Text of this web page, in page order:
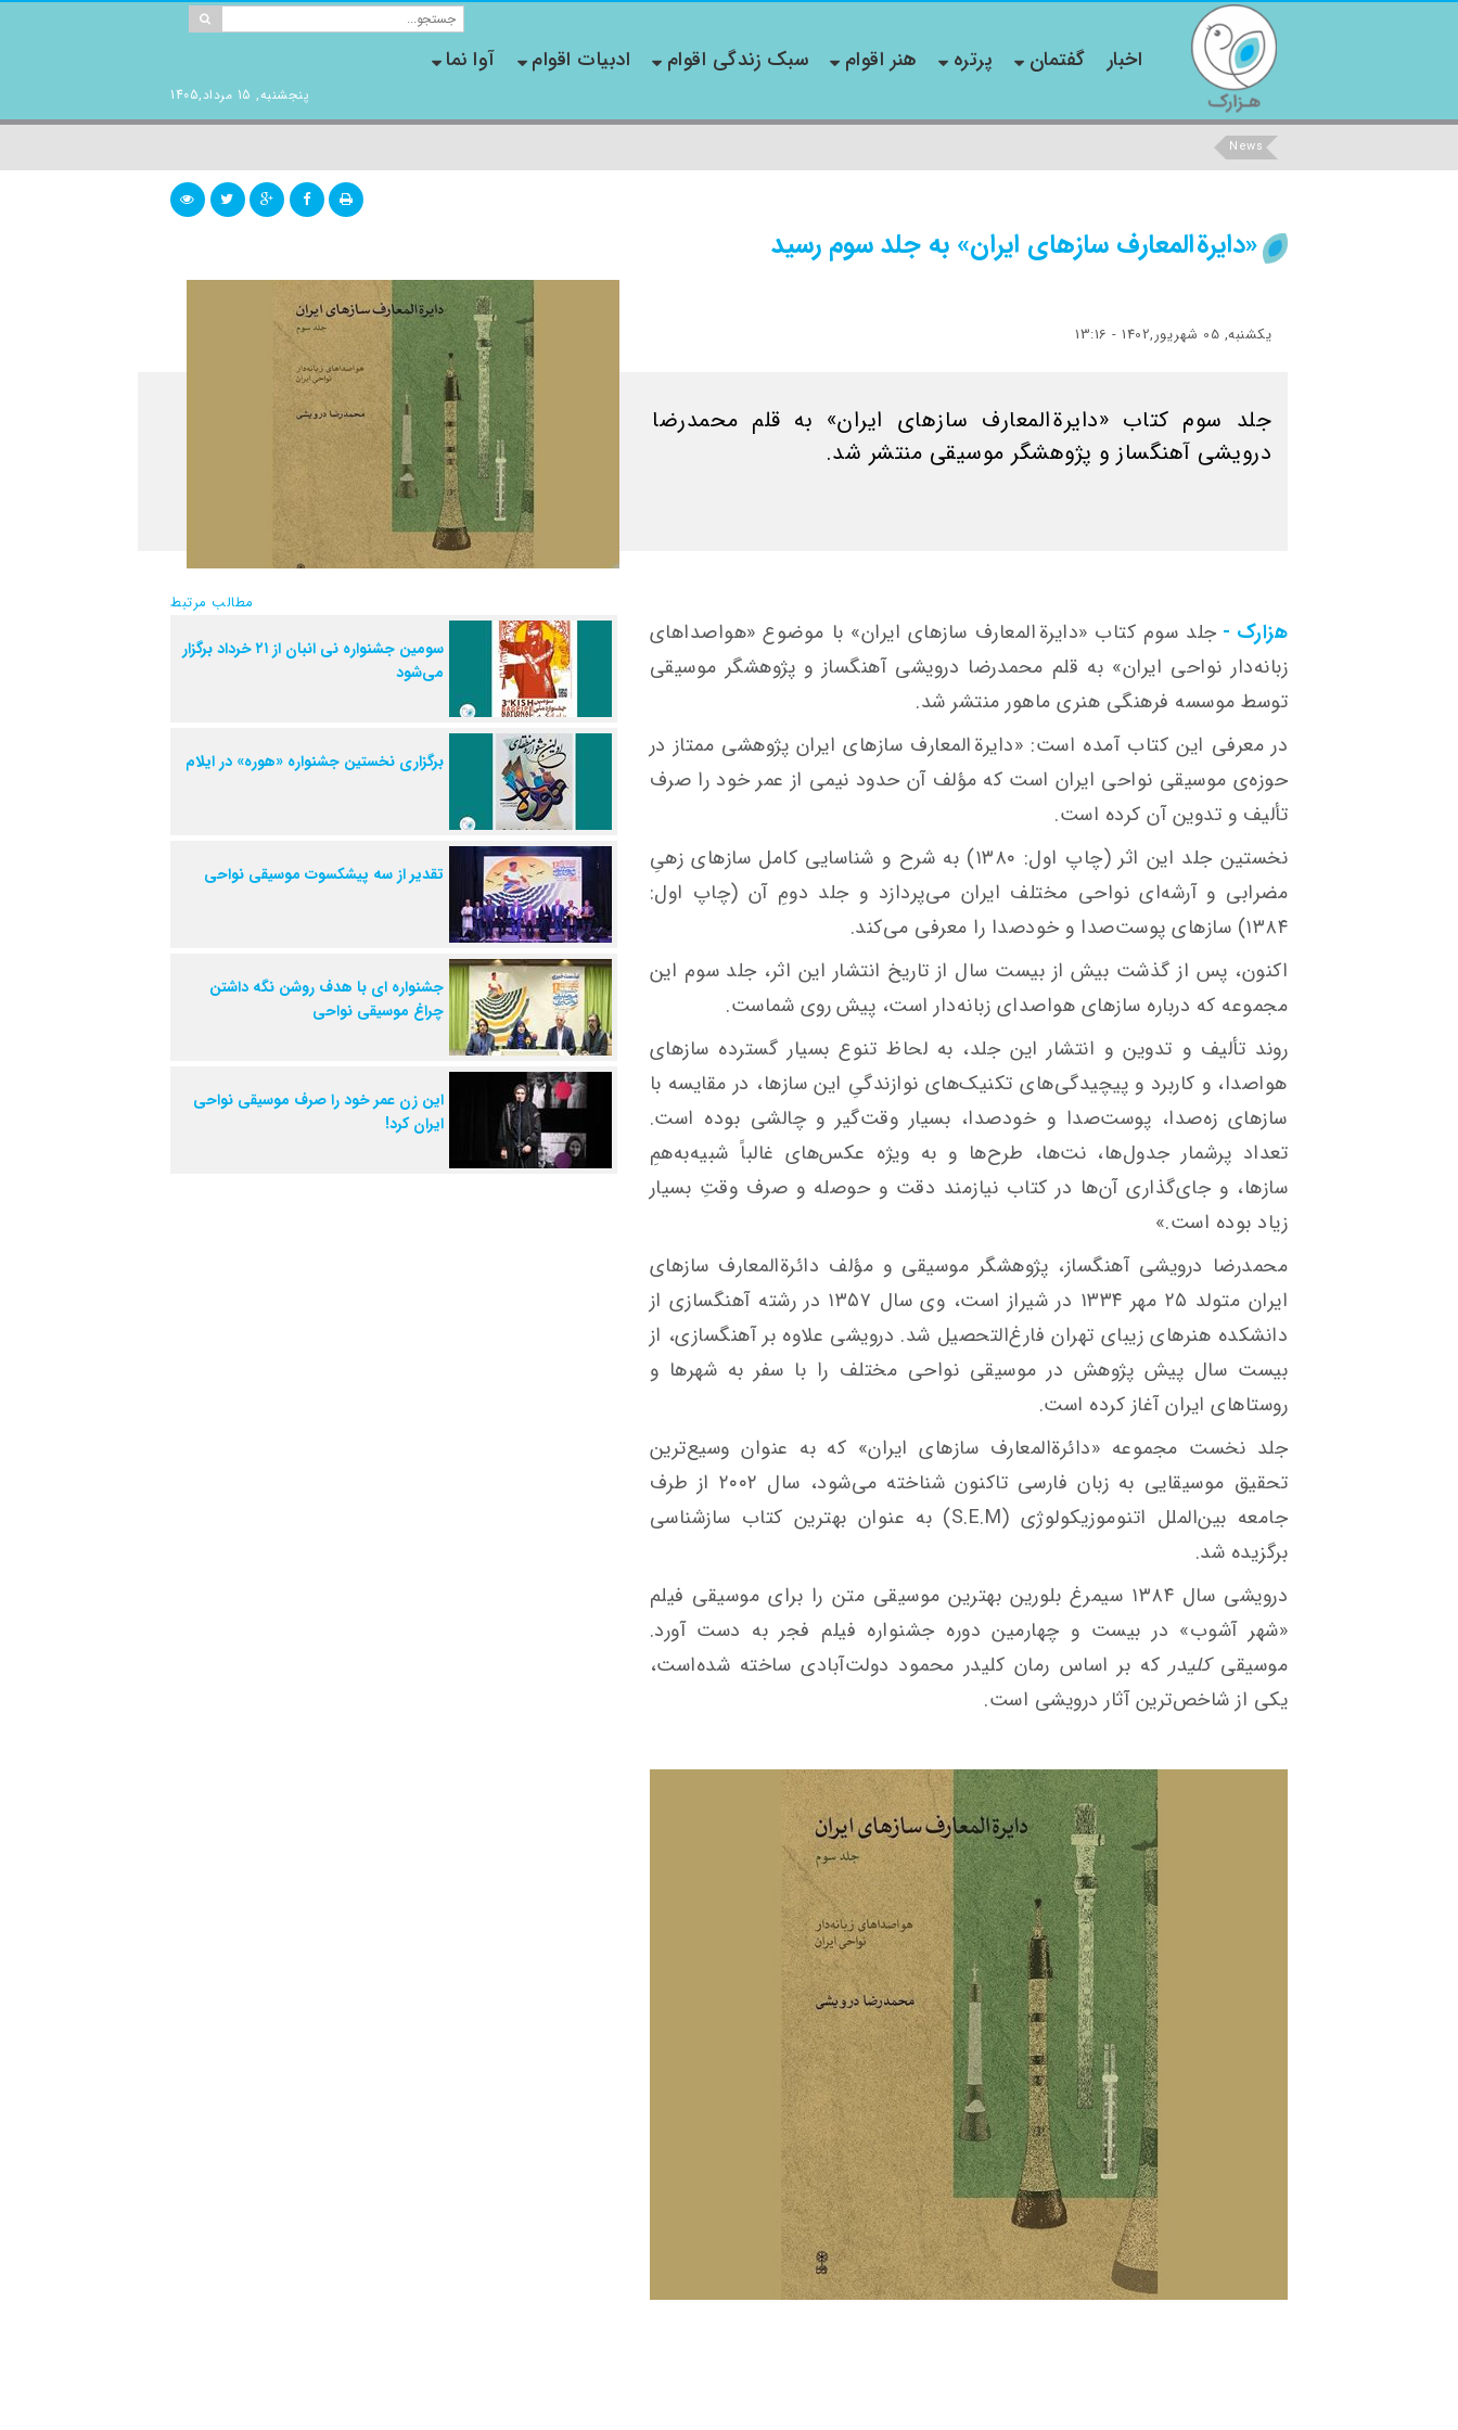
پنجشنبه, 15 مرداد,1405
اخبار گفتمان پرتره هنر اقوام سبک زندگی اقوام ادبیات اقوام آوا نما
News
«دایرة المعارف سازهای ایران» به جلد سوم رسید
یکشنبه, 05 شهریور,1402 - 13:16
جلد سوم کتاب «دایرة المعارف سازهای ایران» به قلم محمدرضا
درویشی آهنگساز و پژوهشگر موسیقی منتشر شد.
هزارک - جلد سوم کتاب «دایرة المعارف سازهای ایران» با موضوع «هواصداهای
زبانه‌دار نواحی ایران» به قلم محمدرضا درویشی آهنگساز و پژوهشگر موسیقی
توسط موسسه فرهنگی هنری ماهور منتشر شد.
در معرفی این کتاب آمده است: «دایرة المعارف سازهای ایران پژوهشی ممتاز در
حوزه‌ی موسیقی نواحی ایران است که مؤلف آن حدود نیمی از عمر خود را صرف
تألیف و تدوین آن کرده است.
نخستین جلد این اثر (چاپ اول: ۱۳۸۰) به شرح و شناسایی کامل سازهای زهیِ
مضرابی و آرشه‌ای نواحی مختلف ایران می‌پردازد و جلد دومِ آن (چاپ اول:
۱۳۸۴) سازهای پوست‌صدا و خودصدا را معرفی می‌کند.
اکنون، پس از گذشت بیش از بیست سال از تاریخ انتشار این اثر، جلد سوم این
مجموعه که درباره‌ سازهای هواصدای زبانه‌دار است، پیش روی شماست.
روند تألیف و تدوین و انتشار این جلد، به لحاظ تنوع بسیار گسترده‌ سازهای
هواصدا، و کاربرد و پیچیدگی‌های تکنیک‌های نوازندگیِ این سازها، در مقایسه با
سازهای زه‌صدا، پوست‌صدا و خودصدا، بسیار وقت‌گیر و چالشی بوده ‌است.
تعداد پرشمار جدول‌ها، نت‌ها، طرح‌ها و به‌ ویژه عکس‌های غالباً شبیه‌به‌همِ
سازها، و جای‌گذاری آن‌ها در کتاب نیازمند دقت و حوصله و صرف وقتِ بسیار
زیاد بوده‌ است.»
محمدرضا درویشی آهنگساز، پژوهشگر موسیقی و مؤلف دائرةالمعارف سازهای
ایران متولد ۲۵ مهر ۱۳۳۴ در شیراز است، وی سال ۱۳۵۷ در رشته آهنگسازی از
دانشکده هنرهای زیبای تهران فارغ‌التحصیل شد. درویشی علاوه بر آهنگسازی، از
بیست سال پیش پژوهش در موسیقی نواحی مختلف را با سفر به شهرها و
روستاهای ایران آغاز کرده‌ است.
جلد نخست مجموعه «دائرةالمعارف سازهای ایران» که به عنوان وسیع‌ترین
تحقیق موسیقایی به زبان فارسی تاکنون شناخته می‌شود، سال ۲۰۰۲ از طرف
جامعه بین‌الملل اتنوموزیکولوژی (S.E.M) به عنوان بهترین کتاب سازشناسی
برگزیده شد.
درویشی سال ۱۳۸۴ سیمرغ بلورین بهترین موسیقی متن را برای موسیقی فیلم
«شهر آشوب» در بیست و چهارمین دوره جشنواره فیلم فجر به دست آورد.
موسیقیکلیدر که بر اساس رمان کلیدر محمود دولت‌آبادی ساخته شده‌است،
یکی از شاخص‌ترین آثار درویشی است.
مطالب مرتبط
سومین جشنواره نی انبان از ۲۱ خرداد برگزار
می‌شود
برگزاری نخستین جشنواره «هوره» در ایلام
تقدیر از سه پیشکسوت موسیقی نواحی
جشنواره ای با هدف روشن نگه داشتن
چراغ موسیقی نواحی
این زن عمر خود را صرف موسیقی نواحی
ایران کرد!